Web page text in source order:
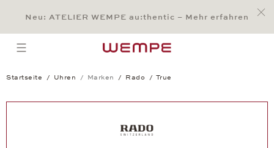
Main Content
Main Menu
Search
Footer
Neu: ATELIER WEMPE au:thentic – Mehr erfahren
open menu
Startseite Uhren Marken Rado True